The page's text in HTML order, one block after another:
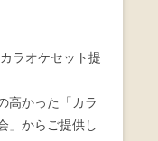
ラオケセット提
高かった「カラ
」からご提供し